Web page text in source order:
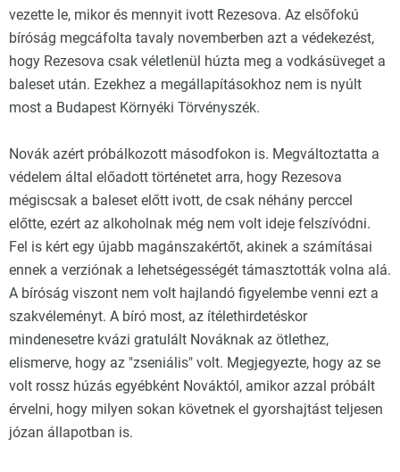
vezette le, mikor és mennyit ivott Rezesova. Az elsőfokú
bíróság megcáfolta tavaly novemberben azt a védekezést,
hogy Rezesova csak véletlenül húzta meg a vodkásüveget a
baleset után. Ezekhez a megállapításokhoz nem is nyúlt
most a Budapest Környéki Törvényszék.
Novák azért próbálkozott másodfokon is. Megváltoztatta a
védelem által előadott történetet arra, hogy Rezesova
mégiscsak a baleset előtt ivott, de csak néhány perccel
előtte, ezért az alkoholnak még nem volt ideje felszívódni.
Fel is kért egy újabb magánszakértőt, akinek a számításai
ennek a verziónak a lehetségességét támasztották volna alá.
A bíróság viszont nem volt hajlandó figyelembe venni ezt a
szakvéleményt. A bíró most, az ítélethirdetéskor
mindenesetre kvázi gratulált Nováknak az ötlethez,
elismerve, hogy az "zseniális" volt. Megjegyezte, hogy az se
volt rossz húzás egyébként Nováktól, amikor azzal próbált
érvelni, hogy milyen sokan követnek el gyorshajtást teljesen
józan állapotban is.